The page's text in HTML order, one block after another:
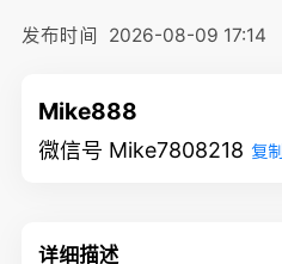
发布时间 2026-08-09 17:14
Mike888
微信号 Mike7808218 复制
详细描述